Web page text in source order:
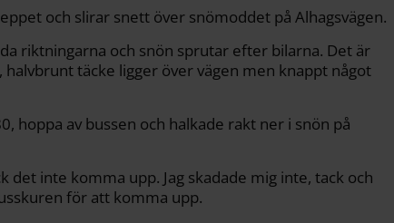
och slirar snett över snömoddet på Alhagsvägen.
riktningarna och snön sprutar efter bilarna. Det är
täcke ligger över vägen men knappt något
hoppa av bussen och halkade rakt ner i snön på
det inte komma upp. Jag skadade mig inte, tack och
för att komma upp.